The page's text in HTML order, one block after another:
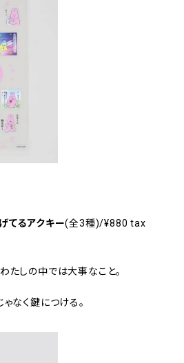
てるアクキー(全3種)/¥880 tax
たしの中では大事なこと。
ゃなく鍵につける。